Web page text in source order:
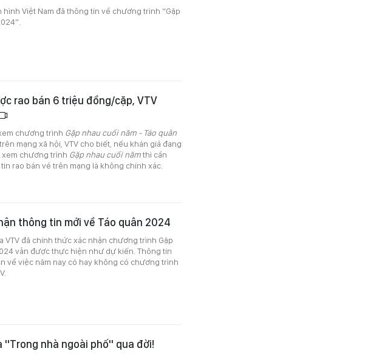
hình Việt Nam đã thông tin về chương trình “Gặp
rao bán 6 triệu đồng/cặp, VTV
chương trình Gặp nhau cuối năm - Táo quân
mạng xã hội, VTV cho biết, nếu khán giả đang
xem chương trình Gặp nhau cuối nămthì cần
rao bán vé trên mạng là không chính xác.
thông tin mới về Táo quân 2024
VTV đã chính thức xác nhận chương trình Gặp
vẫn được thực hiện như dự kiến. Thông tin
về việc năm nay có hay không có chương trình
"Trong nhà ngoài phố" qua đời!